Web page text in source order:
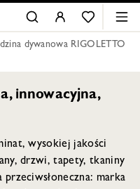
dywanowa RIGOLETTO
innowacyjna,
wysokiej jakości
drzwi, tapety, tkaniny
marka